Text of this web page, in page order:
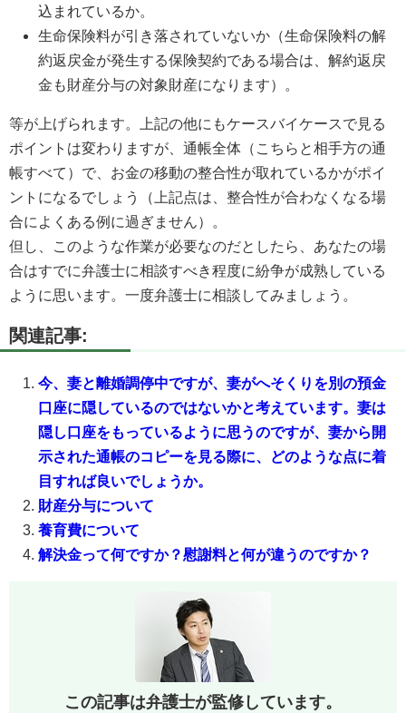
込まれているか。
生命保険料が引き落されていないか（生命保険料の解
約返戻金が発生する保険契約である場合は、解約返戻
金も財産分与の対象財産になります）。
等が上げられます。上記の他にもケースバイケースで見る
ポイントは変わりますが、通帳全体（こちらと相手方の通
帳すべて）で、お金の移動の整合性が取れているかがポイ
ントになるでしょう（上記点は、整合性が合わなくなる場
合によくある例に過ぎません）。
但し、このような作業が必要なのだとしたら、あなたの場
合はすでに弁護士に相談すべき程度に紛争が成熟している
ように思います。一度弁護士に相談してみましょう。
関連記事:
今、妻と離婚調停中ですが、妻がへそくりを別の預金
口座に隠しているのではないかと考えています。妻は
隠し口座をもっているように思うのですが、妻から開
示された通帳のコピーを見る際に、どのような点に着
目すれば良いでしょうか。
財産分与について
養育費について
解決金って何ですか？慰謝料と何が違うのですか？
この記事は弁護士が監修しています。